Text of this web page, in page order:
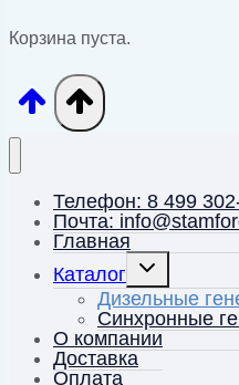
Корзина пуста.
Телефон: 8 499
Почта:
Главная
Каталог
Переключить
дочернее
меню
Дизельные
Синхронные
О компании
Доставка
Оплата